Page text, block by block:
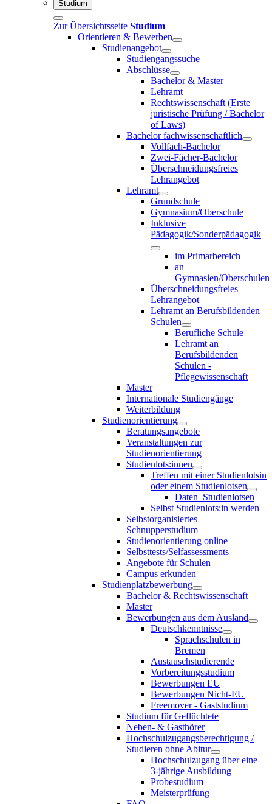
Studium
Zur Übersichtsseite Studium
Orientieren & Bewerben
Studienangebot
Studiengangssuche
Abschlüsse
Bachelor & Master
Lehramt
Rechtswissenschaft (Erste
juristische Prüfung / Bachelor
of Laws)
Bachelor fachwissenschaftlich
Vollfach-Bachelor
Zwei-Fächer-Bachelor
Überschneidungsfreies
Lehrangebot
Lehramt
Grundschule
Gymnasium/Oberschule
Inklusive
Pädagogik/Sonderpädagogik
im Primarbereich
an
Gymnasien/Oberschulen
Überschneidungsfreies
Lehrangebot
Lehramt an Berufsbildenden
Schulen
Berufliche Schule
Lehramt an
Berufsbildenden
Schulen -
Pflegewissenschaft
Master
Internationale Studiengänge
Weiterbildung
Studienorientierung
Beratungsangebote
Veranstaltungen zur
Studienorientierung
Studienlots:innen
Treffen mit einer Studienlotsin
oder einem Studienlotsen
Daten_Studienlotsen
Selbst Studienlots:in werden
Selbstorganisiertes
Schnupperstudium
Studienorientierung online
Selbsttests/Selfassessments
Angebote für Schulen
Campus erkunden
Studienplatzbewerbung
Bachelor & Rechtswissenschaft
Master
Bewerbungen aus dem Ausland
Deutschkenntnisse
Sprachschulen in
Bremen
Austauschstudierende
Vorbereitungsstudium
Bewerbungen EU
Bewerbungen Nicht-EU
Freemover - Gaststudium
Studium für Geflüchtete
Neben- & Gasthörer
Hochschulzugangsberechtigung /
Studieren ohne Abitur
Hochschulzugang über eine
3-jährige Ausbildung
Probestudium
Meisterprüfung